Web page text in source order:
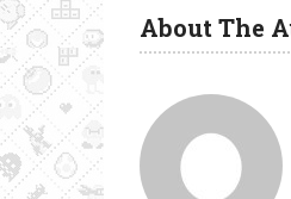
About The